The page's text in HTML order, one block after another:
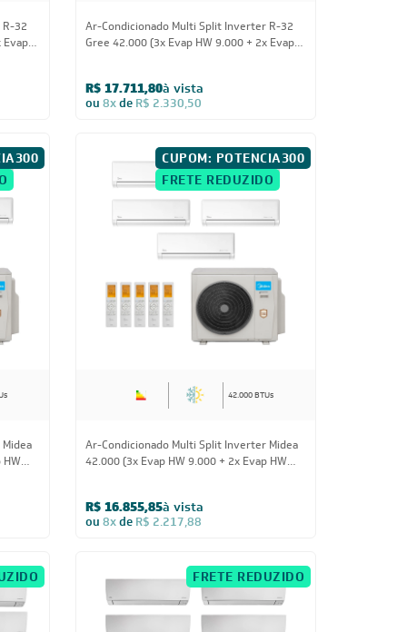
32
Evap
Ar-Condicionado Multi Split Inverter R-32
Gree 42.000 (3x Evap HW 9.000 + 2x Evap
R$ 17.711,80à vista
ou 8xde R$ 2.330,50
HW
CUPOM: POTENCIA300
FRETE REDUZIDO
42.000 BTUs
Ar-Condicionado Multi Split Inverter Midea
42.000 (3x Evap HW 9.000 + 2x Evap HW
R$ 16.855,85à vista
ou 8xde R$ 2.217,88
FRETE REDUZIDO